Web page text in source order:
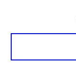
Voice
Vivekananda